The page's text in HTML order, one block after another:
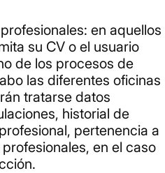
en aquellos
su CV o el usuario
de los procesos de
las diferentes oficinas
tratarse datos
historial de
pertenencia a
en el caso